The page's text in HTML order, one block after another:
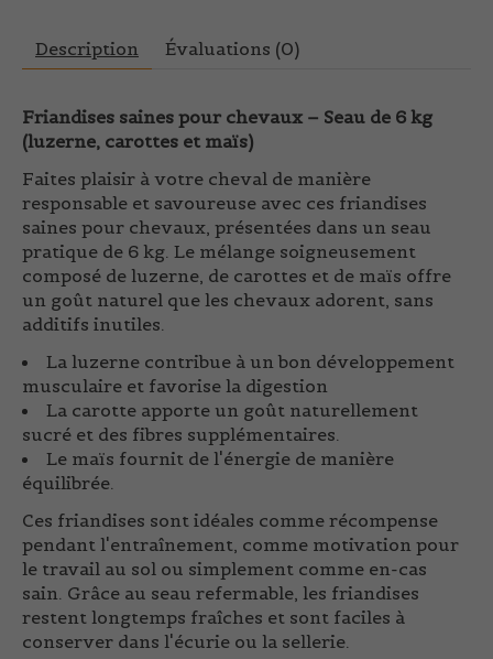
Description Évaluations (0)
Friandises saines pour chevaux – Seau de 6 kg
(luzerne, carottes et maïs)
Faites plaisir à votre cheval de manière
responsable et savoureuse avec ces friandises
saines pour chevaux, présentées dans un seau
pratique de 6 kg. Le mélange soigneusement
composé de luzerne, de carottes et de maïs offre
un goût naturel que les chevaux adorent, sans
additifs inutiles.
La luzerne contribue à un bon développement
musculaire et favorise la digestion
La carotte apporte un goût naturellement
sucré et des fibres supplémentaires.
Le maïs fournit de l'énergie de manière
équilibrée.
Ces friandises sont idéales comme récompense
pendant l'entraînement, comme motivation pour
le travail au sol ou simplement comme en-cas
sain. Grâce au seau refermable, les friandises
restent longtemps fraîches et sont faciles à
conserver dans l'écurie ou la sellerie.